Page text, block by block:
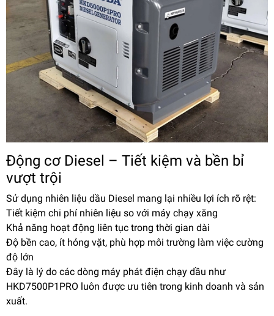
Động cơ Diesel – Tiết kiệm và bền bỉ
vượt trội
Sử dụng nhiên liệu dầu Diesel mang lại nhiều lợi ích rõ rệt:
Tiết kiệm chi phí nhiên liệu so với máy chạy xăng
Khả năng hoạt động liên tục trong thời gian dài
Độ bền cao, ít hỏng vặt, phù hợp môi trường làm việc cường
độ lớn
Đây là lý do các dòng máy phát điện chạy dầu như
HKD7500P1PRO luôn được ưu tiên trong kinh doanh và sản
xuất.